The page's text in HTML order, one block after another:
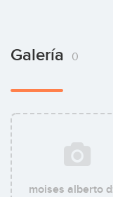
Galería 0
moises alberto